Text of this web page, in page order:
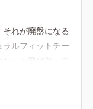
れが廃盤になる
ルフィットチー
るならアンケー